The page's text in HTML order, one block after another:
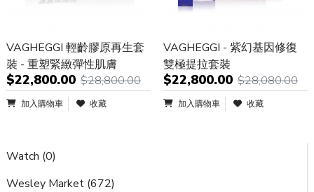
VAGHEGGI 輕齡膠原再生套
裝 - 重塑緊緻彈性肌膚
$22,800.00 $28,800.00
加入購物車 收藏
VAGHEGGI - 紫幻基因修復
雙極提拉套裝
$22,800.00 $28,080.00
加入購物車 收藏
Watch (0)
Wesley Market (672)